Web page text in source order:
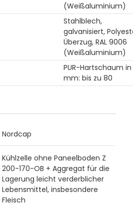
(Weißaluminium)
Stahlblech,
galvanisiert,
Überzug, RAL 9006
(Weißaluminium)
PUR-Hartschaum in
mm: bis zu 80
Nordcap
Kühlzelle ohne Paneelboden Z
200-170-OB + Aggregat für die
Lagerung leicht verderblicher
Lebensmittel, insbesondere
Fleisch